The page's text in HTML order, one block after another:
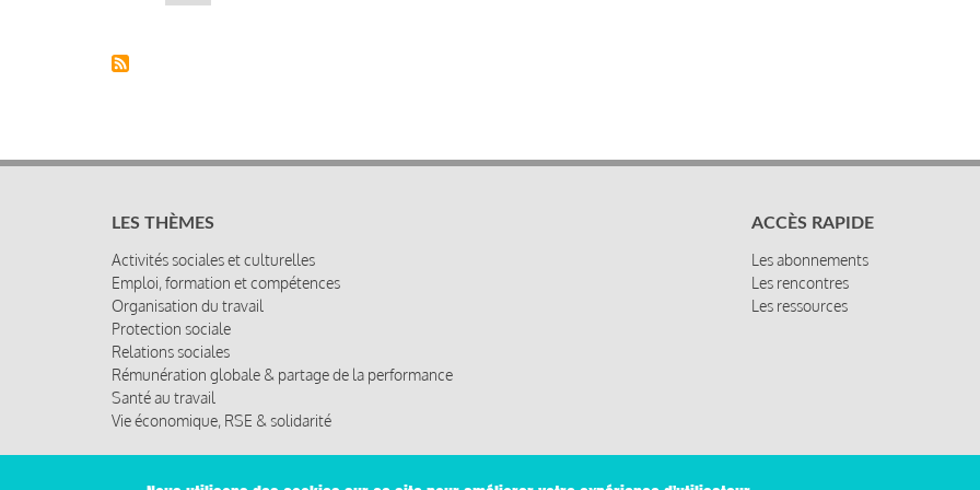
LES THÈMES
Activités sociales et culturelles
Emploi, formation et compétences
Organisation du travail
Protection sociale
Relations sociales
Rémunération globale & partage de la performance
Santé au travail
Vie économique, RSE & solidarité
ACCÈS RAPIDE
Les abonnements
Les rencontres
Les ressources